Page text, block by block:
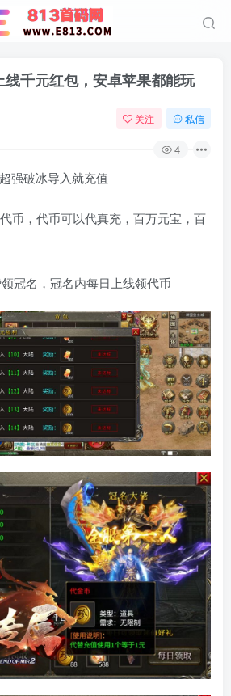
千元红包，安卓苹果都能玩
关注 私信
4
强破冰导入就充值
币，代币可以代真充，百万元宝，百
冠名，冠名内每日上线领代币